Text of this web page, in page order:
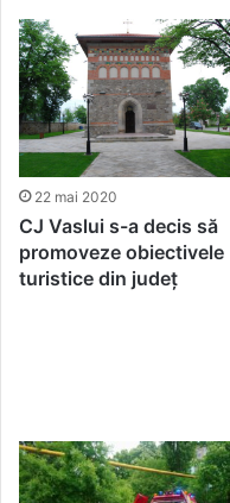
22 mai 2020
CJ Vaslui s-a decis să
promoveze obiectivele
turistice din județ